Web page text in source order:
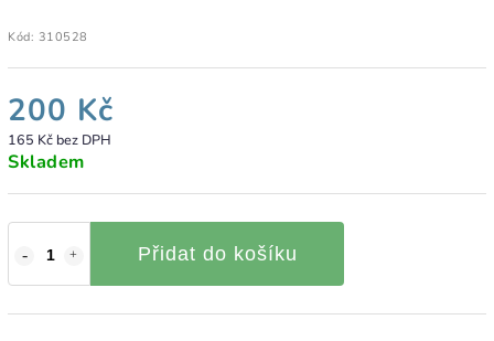
Kód: 310528
200 Kč
165 Kč bez DPH
Skladem
Přidat do košíku